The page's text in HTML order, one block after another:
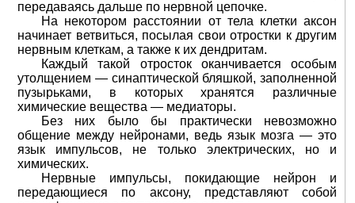
передаваясь дальше по нервной цепочке.
На некотором расстоянии от тела клетки аксон
начинает ветвиться, посылая свои отростки к другим
нервным клеткам, а также к их дендритам.
Каждый такой отросток оканчивается особым
утолщением — синаптической бляшкой, заполненной
пузырьками, в которых хранятся различные
химические вещества — медиаторы.
Без них было бы практически невозможно
общение между нейронами, ведь язык мозга — это
язык импульсов, не только электрических, но и
химических.
Нервные импульсы, покидающие нейрон и
передающиеся по аксону, представляют собой